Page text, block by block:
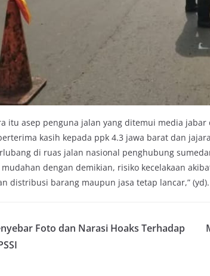
itu asep penguna jalan yang ditemui media
kasih kepada ppk 4.3 jawa barat dan
di ruas jalan nasional penghubung
mudahan dengan demikian, risiko kecelakaan
distribusi barang maupun jasa tetap lancar,” (yd).
Foto dan Narasi Hoaks Terhadap